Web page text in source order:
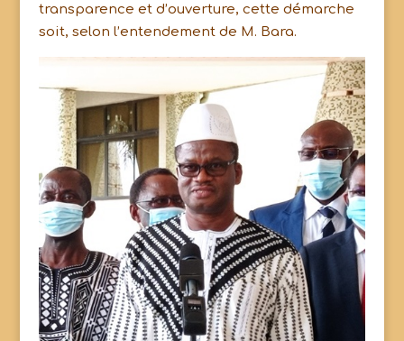
transparence et d’ouverture, cette démarche
soit, selon l’entendement de M. Bara.